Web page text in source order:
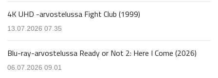
4K UHD -arvostelussa Fight Club (1999)
13.07.2026 07.35
Blu-ray-arvostelussa Ready or Not 2: Here I Come (2026)
06.07.2026 09.01